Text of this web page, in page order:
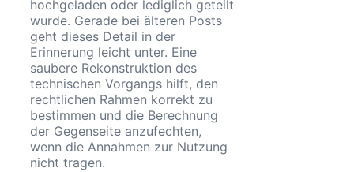
hochgeladen oder lediglich geteilt
wurde. Gerade bei älteren Posts
geht dieses Detail in der
Erinnerung leicht unter. Eine
saubere Rekonstruktion des
technischen Vorgangs hilft, den
rechtlichen Rahmen korrekt zu
bestimmen und die Berechnung
der Gegenseite anzufechten,
wenn die Annahmen zur Nutzung
nicht tragen.